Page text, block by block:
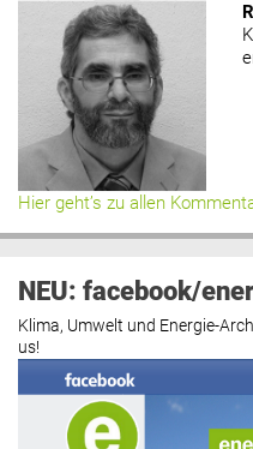
Hier geht’s zu allen
NEU: facebook/
Klima, Umwelt und Energie-
us!